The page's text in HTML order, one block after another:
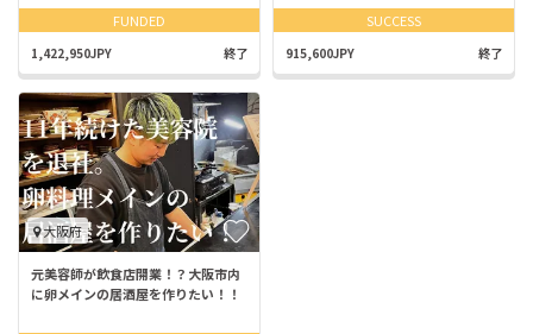
FUNDED
1,422,950JPY 終了
SUCCESS
915,600JPY 終了
大阪府
元美容師が飲食店開業！？大阪市内
に卵メインの居酒屋を作りたい！！